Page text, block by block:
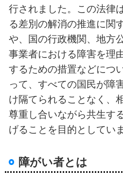
行されました。 この法律
る差別の解消の推進に関
や、国の行政機関、地方
事業者における障害を理
するための措置などにつ
って、すべての国民が障
け隔てられることなく、
尊重し合いながら共生す
げることを目的としてい
障がい者とは